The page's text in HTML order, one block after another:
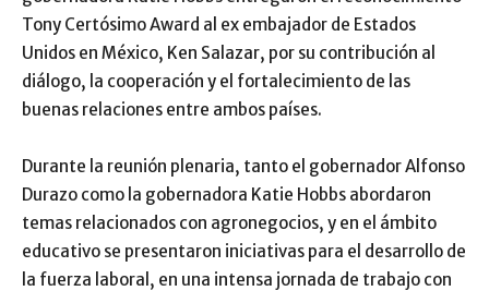
Tony Certósimo Award al ex embajador de Estados
Unidos en México, Ken Salazar, por su contribución al
diálogo, la cooperación y el fortalecimiento de las
buenas relaciones entre ambos países.
Durante la reunión plenaria, tanto el gobernador Alfonso
Durazo como la gobernadora Katie Hobbs abordaron
temas relacionados con agronegocios, y en el ámbito
educativo se presentaron iniciativas para el desarrollo de
la fuerza laboral, en una intensa jornada de trabajo con